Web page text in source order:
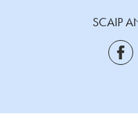
SCAIP